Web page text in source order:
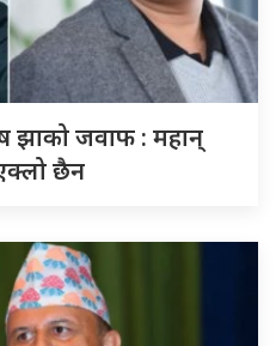
झाको जवाफ : महान्
छैन